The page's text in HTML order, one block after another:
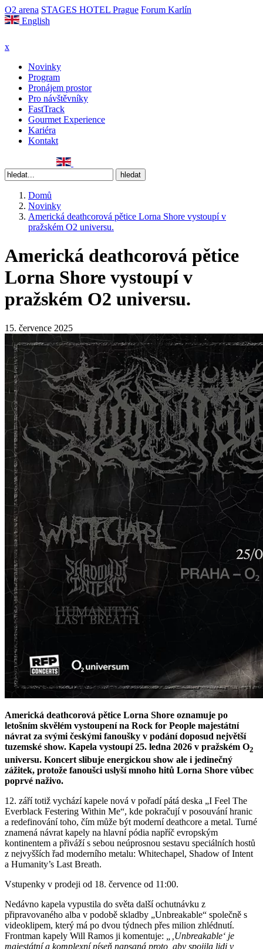
O2 arena STAGES HOTEL Prague Forum Karlín
English
x
Novinky
Program
Pronájem prostor
Pro návštěvníky
FastTrack
Gourmet Experience
Kariéra
Kontakt
Domů
Novinky
Americká deathcorová pětice Lorna Shore vystoupí v
pražském O2 universu.
Americká deathcorová pětice
Lorna Shore vystoupí v
pražském O2 universu.
15. července 2025
Americká deathcorová pětice Lorna Shore oznamuje po
letošním skvělém vystoupení na Rock for People majestátní
návrat za svými českými fanoušky v podání doposud největší
tuzemské show. Kapela vystoupí 25. ledna 2026 v pražském O2
universu. Koncert slibuje energickou show ale i jedinečný
zážitek, protože fanoušci uslyší mnoho hitů Lorna Shore vůbec
poprvé naživo.
12. září totiž vychází kapele nová v pořadí pátá deska „I Feel The
Everblack Festering Within Me“, kde pokračují v posouvání hranic
a redefinování toho, čím může být moderní deathcore a metal. Turné
znamená návrat kapely na hlavní pódia napříč evropským
kontinentem a přiváží s sebou neúprosnou sestavu speciálních hostů
z nejvyšších řad moderního metalu: Whitechapel, Shadow of Intent
a Humanity’s Last Breath.
Vstupenky v prodeji od 18. července od 11:00.
Nedávno kapela vypustila do světa další ochutnávku z
připravovaného alba v podobě skladby „Unbreakable“ společně s
videoklipem, který má po dvou týdnech přes milion zhlédnutí.
Frontman kapely Will Ramos ji komentuje:
„‚Unbreakable‘ je
majestátní a komplexní píseň napsaná proto, aby spojila lidi v